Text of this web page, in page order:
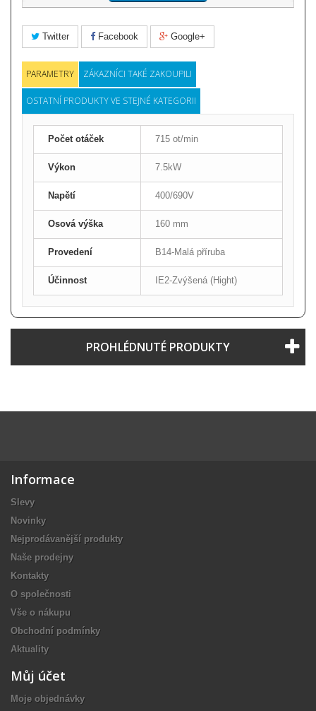
Twitter Facebook Google+
PARAMETRY ZÁKAZNÍCI TAKÉ ZAKOUPILI
OSTATNÍ PRODUKTY VE STEJNÉ KATEGORII
Počet otáček 715 ot/min
Výkon 7.5kW
Napětí 400/690V
Osová výška 160 mm
Provedení B14-Malá příruba
Účinnost IE2-Zvýšená (Hight)
PROHLÉDNUTÉ PRODUKTY
Informace
Slevy
Novinky
Nejprodávanější produkty
Naše prodejny
Kontakty
O společnosti
Vše o nákupu
Obchodní podmínky
Aktuality
Můj účet
Moje objednávky